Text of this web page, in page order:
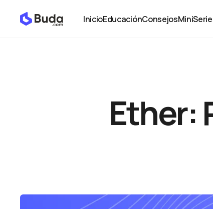
InicioEducaciónConsejos
Educación Ether: Para qué sirve el token de Ethereum
Ether: